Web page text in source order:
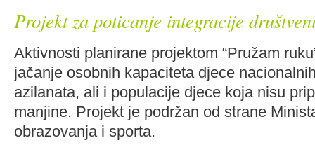
Projekt za poticanje integracije
Aktivnosti planirane projektom “Pružam
jačanje osobnih kapaciteta djece
azilanata, ali i populacije djece koja nisu
manjine. Projekt je podržan od strane
obrazovanja i sporta.